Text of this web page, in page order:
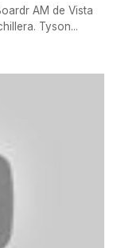
AM de Vista
Tyson...